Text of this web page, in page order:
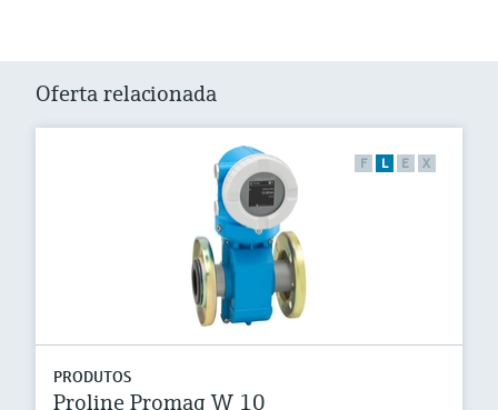
Oferta relacionada
F L E X
PRODUTOS
Proline Promag W 10